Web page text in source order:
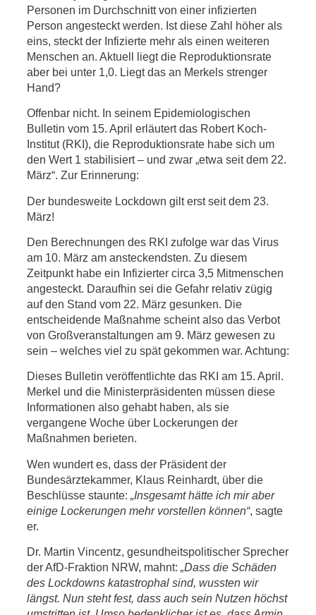
Personen im Durchschnitt von einer infizierten
Person angesteckt werden. Ist diese Zahl höher als
eins, steckt der Infizierte mehr als einen weiteren
Menschen an. Aktuell liegt die Reproduktionsrate
aber bei unter 1,0. Liegt das an Merkels strenger
Hand?
Offenbar nicht. In seinem Epidemiologischen
Bulletin vom 15. April erläutert das Robert Koch-
Institut (RKI), die Reproduktionsrate habe sich um
den Wert 1 stabilisiert – und zwar „etwa seit dem 22.
März“. Zur Erinnerung:
Der bundesweite Lockdown gilt erst seit dem 23.
März!
Den Berechnungen des RKI zufolge war das Virus
am 10. März am ansteckendsten. Zu diesem
Zeitpunkt habe ein Infizierter circa 3,5 Mitmenschen
angesteckt. Daraufhin sei die Gefahr relativ zügig
auf den Stand vom 22. März gesunken. Die
entscheidende Maßnahme scheint also das Verbot
von Großveranstaltungen am 9. März gewesen zu
sein – welches viel zu spät gekommen war. Achtung:
Dieses Bulletin veröffentlichte das RKI am 15. April.
Merkel und die Ministerpräsidenten müssen diese
Informationen also gehabt haben, als sie
vergangene Woche über Lockerungen der
Maßnahmen berieten.
Wen wundert es, dass der Präsident der
Bundesärztekammer, Klaus Reinhardt, über die
Beschlüsse staunte: „Insgesamt hätte ich mir aber
einige Lockerungen mehr vorstellen können“, sagte
er.
Dr. Martin Vincentz, gesundheitspolitischer Sprecher
der AfD-Fraktion NRW, mahnt: „Dass die Schäden
des Lockdowns katastrophal sind, wussten wir
längst. Nun steht fest, dass auch sein Nutzen höchst